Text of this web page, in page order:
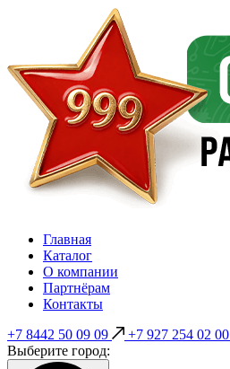
Главная
Каталог
О компании
Партнёрам
Контакты
+7 8442 50 09 09
+7 927 254 02 00
Выберите город: